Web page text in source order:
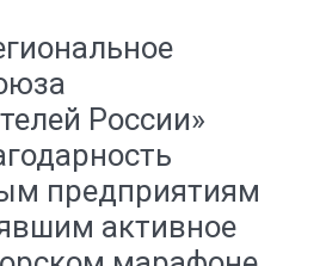
России»
предприятиям
активное